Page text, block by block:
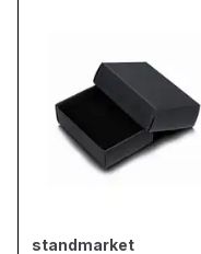
standmarket